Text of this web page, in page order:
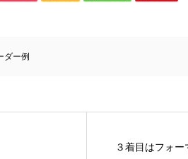
ダー例
３着目はフォー